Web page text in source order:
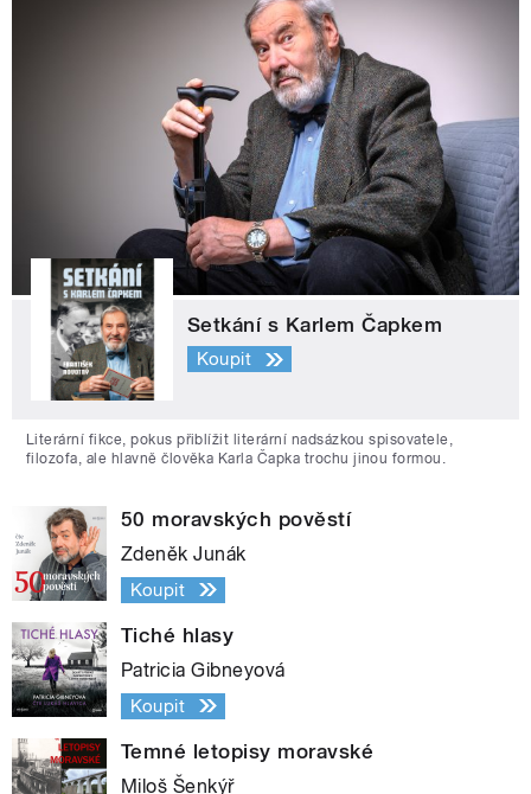
Setkání s Karlem Čapkem
Koupit
Literární fikce, pokus přiblížit literární nadsázkou spisovatele,
filozofa, ale hlavně člověka Karla Čapka trochu jinou formou.
50 moravských pověstí
Zdeněk Junák
Koupit
Tiché hlasy
Patricia Gibneyová
Koupit
Temné letopisy moravské
Miloš Šenkýř